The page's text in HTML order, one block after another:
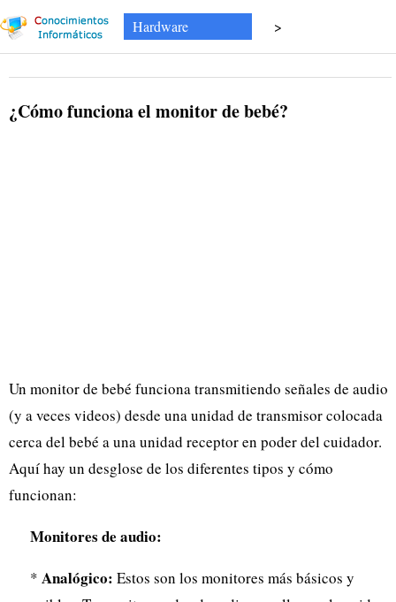
Hardware >
¿Cómo funciona el monitor de bebé?
Un monitor de bebé funciona transmitiendo señales de audio
(y a veces videos) desde una unidad de transmisor colocada
cerca del bebé a una unidad receptor en poder del cuidador.
Aquí hay un desglose de los diferentes tipos y cómo
funcionan:
Monitores de audio:
* Analógico: Estos son los monitores más básicos y